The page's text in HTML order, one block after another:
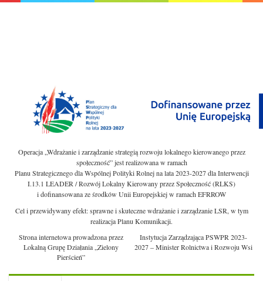
Operacja „Wdrażanie i zarządzanie strategią rozwoju lokalnego kierowanego przez
społeczność” jest realizowana w ramach
Planu Strategicznego dla Wspólnej Polityki Rolnej na lata 2023-2027 dla Interwencji
I.13.1 LEADER / Rozwój Lokalny Kierowany przez Społeczność (RLKS)
i dofinansowana ze środków Unii Europejskiej w ramach EFRROW
Cel i przewidywany efekt: sprawne i skuteczne wdrażanie i zarządzanie LSR, w tym
realizacja Planu Komunikacji.
Strona internetowa prowadzona przez
Lokalną Grupę Działania „Zielony
Pierścień”
Instytucja Zarządzająca PSWPR 2023-
2027 – Minister Rolnictwa i Rozwoju Wsi